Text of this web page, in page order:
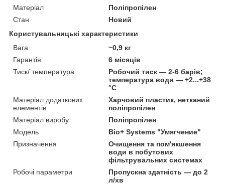
Матеріал
Поліпропілен
Стан
Новий
Користувальницькі характеристики
Вага
~0,9 кг
Гарантія
6 місяців
Тиск/ температура
Робочий тиск — 2-6 барів;
температура води — +2...+38
°C
Матеріал додаткових
елементів
Харчовий пластик, нетканий
поліпропілен
Матеріал виробу
Поліпропілен
Мoдель
Bio+ Systems "Умягчение"
Призначення
Очищення та пом'якшення
води в побутових
фільтрувальних системах
Робочі параметри
Пропускна здатність — до 2
л/хв